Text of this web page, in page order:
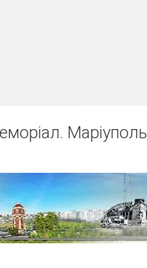
Маріуполь